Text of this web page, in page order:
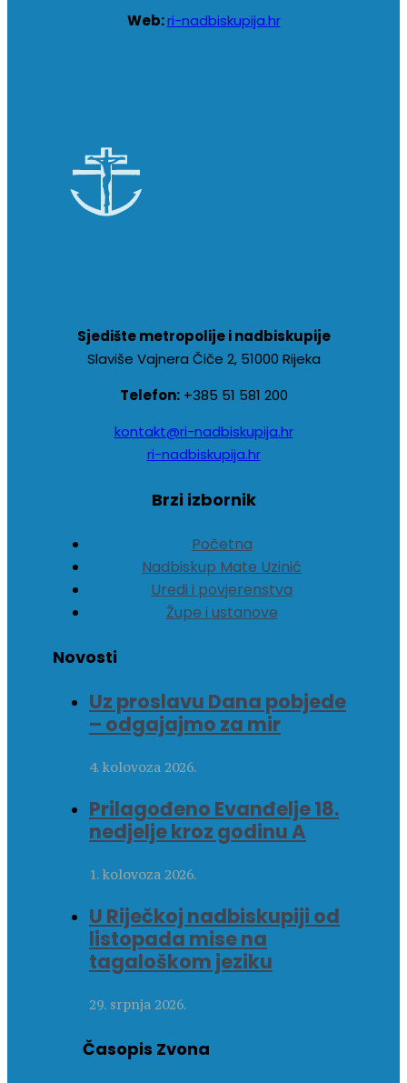
Web:ri-nadbiskupija.hr
Sjedište metropolije i nadbiskupije
Slaviše Vajnera Čiče 2, 51000 Rijeka
Telefon:+385 51 581 200
kontakt@ri-nadbiskupija.hr
ri-nadbiskupija.hr
Brzi izbornik
Početna
Nadbiskup Mate Uzinić
Uredi i povjerenstva
Župe i ustanove
Novosti
Uz proslavu Dana pobjede
– odgajajmo za mir
4. kolovoza 2026.
Prilagođeno Evanđelje 18.
nedjelje kroz godinu A
1. kolovoza 2026.
U Riječkoj nadbiskupiji od
listopada mise na
tagaloškom jeziku
29. srpnja 2026.
Časopis Zvona